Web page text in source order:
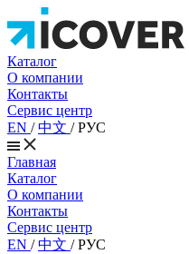
Каталог
О компании
Контакты
Сервис центр
EN /中文 /РУС
Главная
Каталог
О компании
Контакты
Сервис центр
EN /中文 /РУС